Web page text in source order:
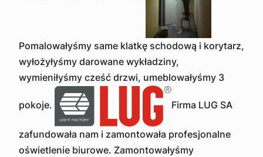
Pomalowałyśmy same klatkę schodową i korytarz,
wyłożyłyśmy darowane wykładziny,
wymieniłyśmy cześć drzwi, umeblowałyśmy 3
pokoje. Firma LUG SA
zafundowała nam i zamontowała profesjonalne
oświetlenie biurowe. Zamontowałyśmy